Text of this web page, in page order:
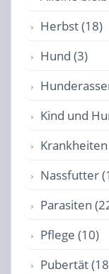
Herbst (18)
Hund (3)
Kind und
Nassfutter
Parasiten
Pflege (10)
Pubertät